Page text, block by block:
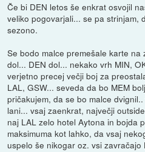
Če bi DEN letos še enkrat osvojil
veliko pogovarjali... se pa strinjam,
sezono.
Se bodo malce premešale karte
dol... DEN dol... nekako vrh MIN,
verjetno precej večji boj za
LAL, GSW... seveda da bo MEM
pričakujem, da se bo malce
lani... vsaj zaenkrat, največji
naj LAL zelo hotel Aytona in bojda
maksimuma kot lahko, da vsaj
uspelo še nikogar oz. vsi zavračajo